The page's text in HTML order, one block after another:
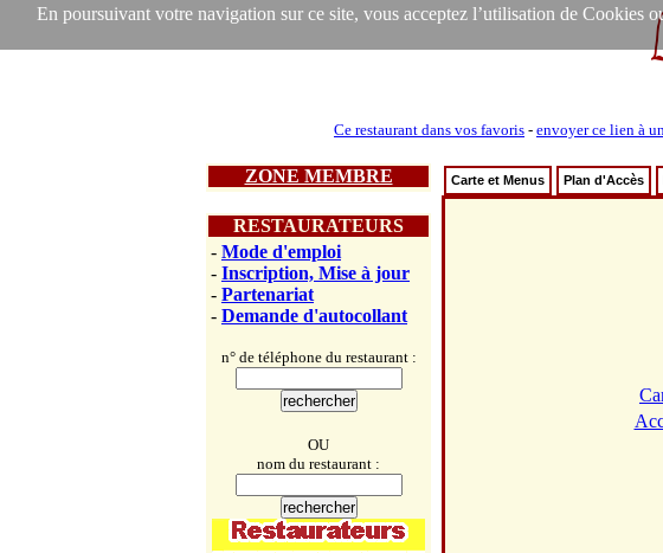
En poursuivant votre navigation sur ce site, vous acceptez l’utilisation de Cookies
Ce restaurant dans vos favoris - envoyer ce lien à
ZONE MEMBRE
RESTAURATEURS
- Mode d'emploi
- Inscription, Mise à jour
- Partenariat
- Demande d'autocollant
n° de téléphone du restaurant :
OU
nom du restaurant :
Carte et Menus Plan d'Accès